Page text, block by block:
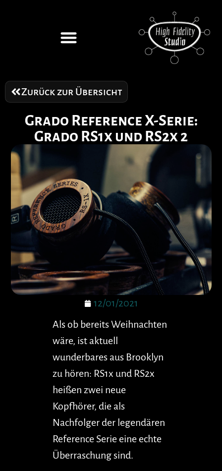
Zurück zur Übersicht
Grado Reference X-Serie:
Grado RS1x und RS2x 2
12/01/2021
Als ob bereits Weihnachten
wäre, ist aktuell
wunderbares aus Brooklyn
zu hören: RS1x und RS2x
heißen zwei neue
Kopfhörer, die als
Nachfolger der legendären
Reference Serie eine echte
Überraschung sind.